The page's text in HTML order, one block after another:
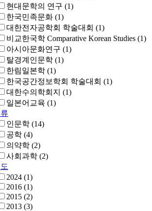
현대문학의 연구 (1)
한국민족문화 (1)
대한전자공학회 학술대회 (1)
비교한국학 Comparative Korean Studies (1)
아시아문화연구 (1)
탈경계인문학 (1)
한림일본학 (1)
한국공간정보학회 학술대회 (1)
대한수의학회지 (1)
일본어교육 (1)
인문학 (14)
공학 (4)
의약학 (2)
사회과학 (2)
2024 (1)
2016 (1)
2015 (2)
2013 (3)